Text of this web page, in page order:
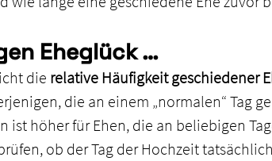
Eheglück …
die relative Häufigkeit geschiedener
die an einem „normalen“ Tag
ist höher für Ehen, die an beliebigen
ob der Tag der Hochzeit